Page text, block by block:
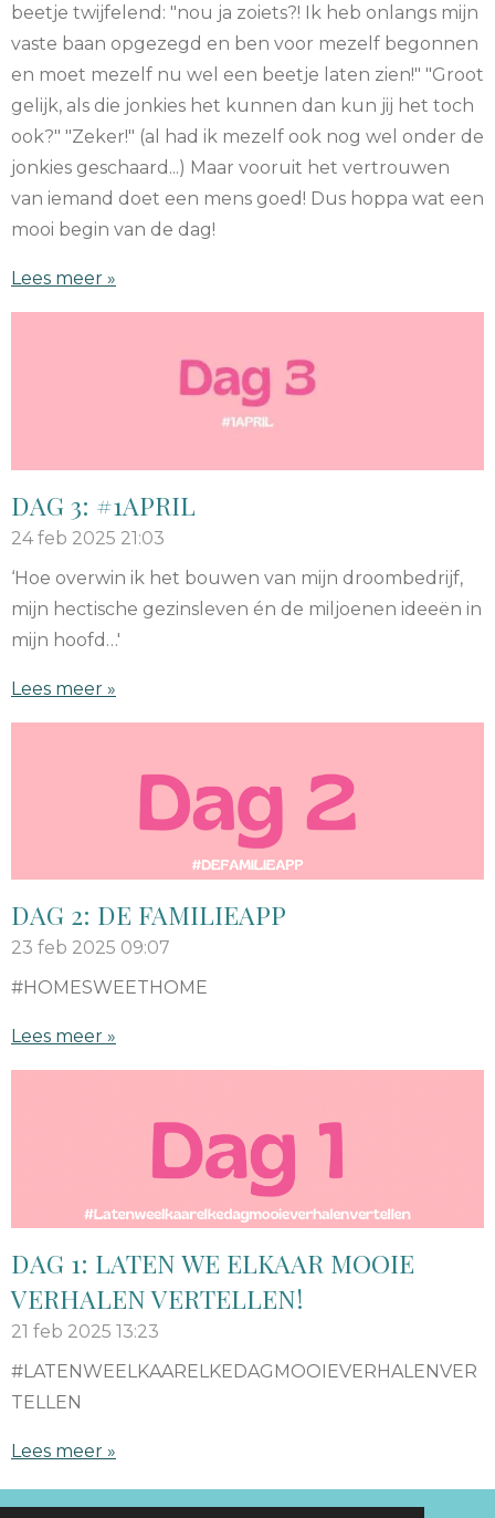
beetje twijfelend: "nou ja zoiets?! Ik heb onlangs mijn
vaste baan opgezegd en ben voor mezelf begonnen
en moet mezelf nu wel een beetje laten zien!" "Groot
gelijk, als die jonkies het kunnen dan kun jij het toch
ook?" "Zeker!" (al had ik mezelf ook nog wel onder de
jonkies geschaard...) Maar vooruit het vertrouwen
van iemand doet een mens goed! Dus hoppa wat een
mooi begin van de dag!
Lees meer »
DAG 3: #1APRIL
24 feb 2025 21:03
‘Hoe overwin ik het bouwen van mijn droombedrijf,
mijn hectische gezinsleven én de miljoenen ideeën in
mijn hoofd…'
Lees meer »
DAG 2: DE FAMILIEAPP
23 feb 2025 09:07
#HOMESWEETHOME
Lees meer »
DAG 1: LATEN WE ELKAAR MOOIE
VERHALEN VERTELLEN!
21 feb 2025 13:23
#LATENWEELKAARELKEDAGMOOIEVERHALENVER
TELLEN
Lees meer »